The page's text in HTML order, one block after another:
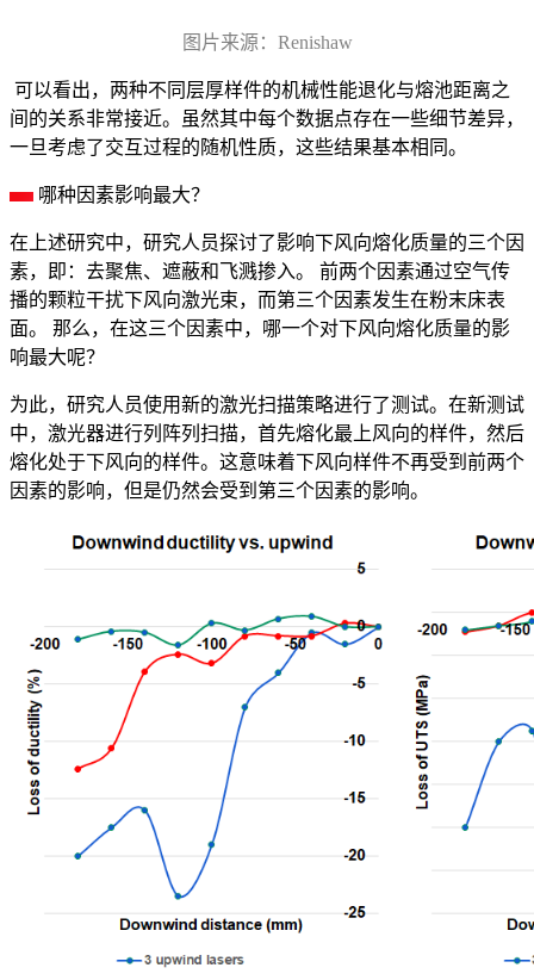
图片来源：Renishaw
可以看出，两种不同层厚样件的机械性能退化与熔池距离之
间的关系非常接近。虽然其中每个数据点存在一些细节差异，
一旦考虑了交互过程的随机性质，这些结果基本相同。
哪种因素影响最大？
在上述研究中，研究人员探讨了影响下风向熔化质量的三个因
素，即：去聚焦、遮蔽和飞溅掺入。 前两个因素通过空气传
播的颗粒干扰下风向激光束，而第三个因素发生在粉末床表
面。 那么，在这三个因素中，哪一个对下风向熔化质量的影
响最大呢？
为此，研究人员使用新的激光扫描策略进行了测试。在新测试
中，激光器进行列阵列扫描，首先熔化最上风向的样件，然后
熔化处于下风向的样件。这意味着下风向样件不再受到前两个
因素的影响，但是仍然会受到第三个因素的影响。